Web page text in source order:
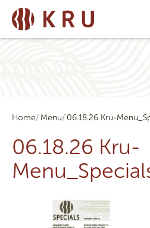
Home Menu 06.18.26 Kru-
06.18.26 Kru-